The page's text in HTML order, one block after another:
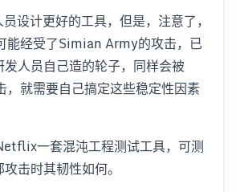
设计更好的工具，但是，注意了，
能经受了Simian Army的攻击，已
人员自己造的轮子，同样会被
就需要自己搞定这些稳定性因素
一套混沌工程测试工具，可测
击时其韧性如何。